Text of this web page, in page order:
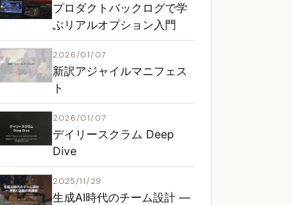
プロダクトバックログで学
ぶリアルオプション入門
2026/01/07
新訳アジャイルマニフェス
ト
2026/01/07
デイリースクラム Deep
Dive
2025/11/29
生成AI時代のチーム設計 ―